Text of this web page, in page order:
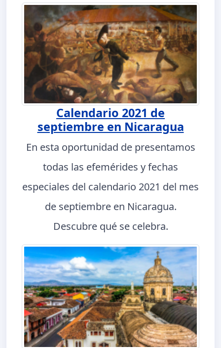
Calendario 2021 de
septiembre en Nicaragua
En esta oportunidad de presentamos
todas las efemérides y fechas
especiales del calendario 2021 del mes
de septiembre en Nicaragua.
Descubre qué se celebra.